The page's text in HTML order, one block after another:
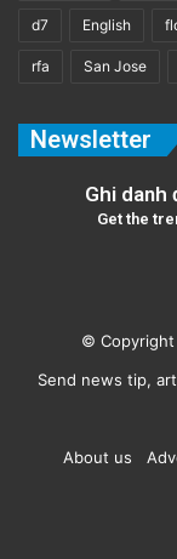
d7 English
rfa San Jose
Newsletter
Ghi danh
Get the
© Copyright
Send news tip,
About us